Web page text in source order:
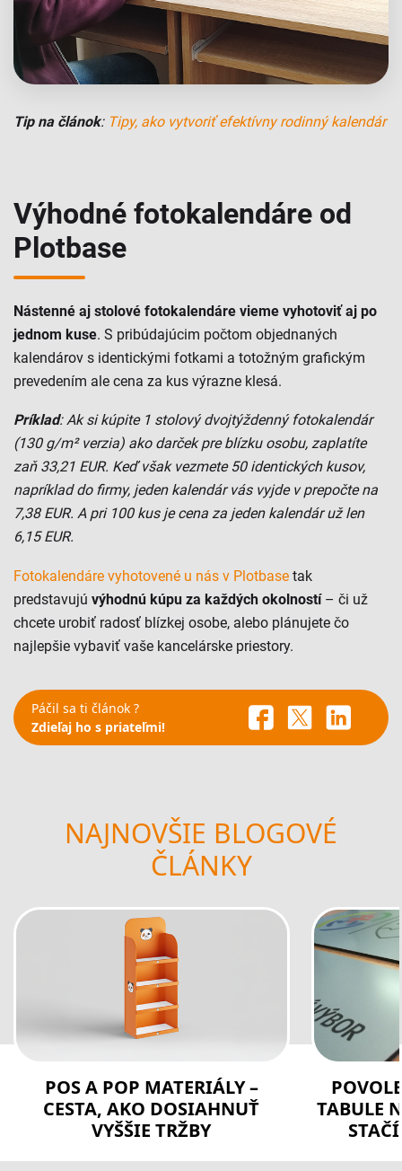
Tip na článok: Tipy, ako vytvoriť efektívny rodinný kalendár
Výhodné fotokalendáre od
Plotbase
Nástenné aj stolové fotokalendáre vieme vyhotoviť aj po
jednom kuse. S pribúdajúcim počtom objednaných
kalendárov s identickými fotkami a totožným grafickým
prevedením ale cena za kus výrazne klesá.
Príklad: Ak si kúpite 1 stolový dvojtýždenný fotokalendár
(130 g/m² verzia) ako darček pre blízku osobu, zaplatíte
zaň 33,21 EUR. Keď však vezmete 50 identických kusov,
napríklad do firmy, jeden kalendár vás vyjde v prepočte na
7,38 EUR. A pri 100 kus je cena za jeden kalendár už len
6,15 EUR.
Fotokalendáre vyhotovené u nás v Plotbase tak
predstavujú výhodnú kúpu za každých okolností– či už
chcete urobiť radosť blízkej osobe, alebo plánujete čo
najlepšie vybaviť vaše kancelárske priestory.
Páčil sa ti článok ?
Zdieľaj ho s priateľmi!
NAJNOVŠIE BLOGOVÉ
ČLÁNKY
POS A POP MATERIÁLY –
CESTA, AKO DOSIAHNUŤ
VYŠŠIE TRŽBY
TABULE